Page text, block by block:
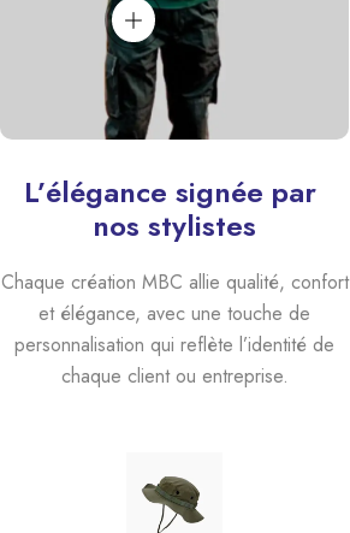
L’élégance signée par
nos stylistes
Chaque création MBC allie qualité, confort
et élégance, avec une touche de
personnalisation qui reflète l’identité de
chaque client ou entreprise.